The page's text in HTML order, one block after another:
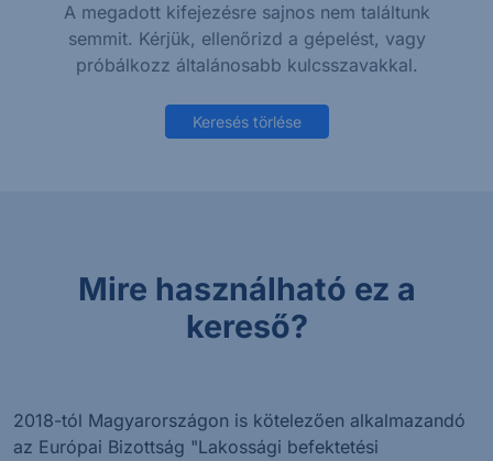
A megadott kifejezésre sajnos nem találtunk
semmit. Kérjük, ellenőrizd a gépelést, vagy
próbálkozz általánosabb kulcsszavakkal.
Keresés törlése
Mire használható ez a
kereső?
2018-tól Magyarországon is kötelezően alkalmazandó
az Európai Bizottság "Lakossági befektetési